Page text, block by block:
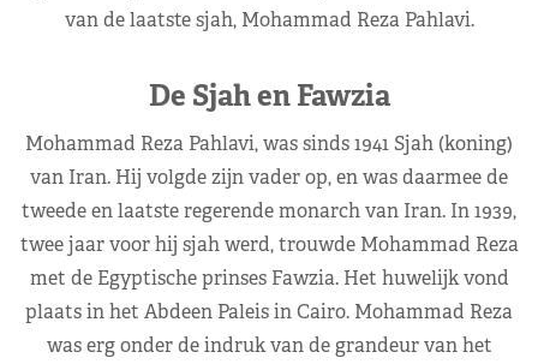
van de laatste sjah, Mohammad Reza Pahlavi.
De Sjah en Fawzia
Mohammad Reza Pahlavi, was sinds 1941 Sjah (koning)
van Iran. Hij volgde zijn vader op, en was daarmee de
tweede en laatste regerende monarch van Iran. In 1939,
twee jaar voor hij sjah werd, trouwde Mohammad Reza
met de Egyptische prinses Fawzia. Het huwelijk vond
plaats in het Abdeen Paleis in Cairo. Mohammad Reza
was erg onder de indruk van de grandeur van het